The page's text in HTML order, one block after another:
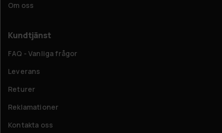
Om oss
Kundtjänst
FAQ - Vanliga frågor
Leverans
Returer
Reklamationer
Kontakta oss